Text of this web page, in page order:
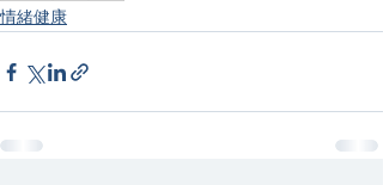
情緒健康